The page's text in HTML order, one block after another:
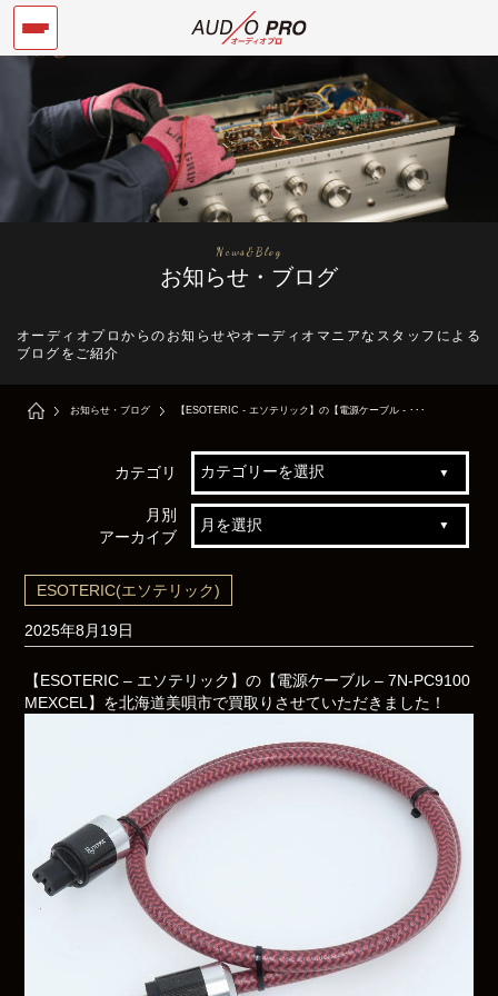
News&Blog
お知らせ・ブログ
オーディオプロからのお知らせやオーディオマニアなスタッフによる
ブログをご紹介
お知らせ・ブログ 【ESOTERIC - エソテリック】の【電源ケーブル - ･･･
カテゴリ
月別
アーカイブ
ESOTERIC(エソテリック)
2025年8月19日
【ESOTERIC – エソテリック】の【電源ケーブル – 7N-PC9100
MEXCEL】を北海道美唄市で買取りさせていただきました！